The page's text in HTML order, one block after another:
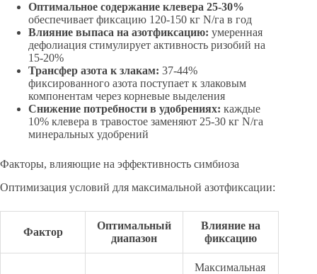
Оптимальное содержание клевера 25-30%
обеспечивает фиксацию 120-150 кг N/га в год
Влияние выпаса на азотфиксацию: умеренная
дефолиация стимулирует активность ризобий на
15-20%
Трансфер азота к злакам: 37-44%
фиксированного азота поступает к злаковым
компонентам через корневые выделения
Снижение потребности в удобрениях: каждые
10% клевера в травостое заменяют 25-30 кг N/га
минеральных удобрений
Факторы, влияющие на эффективность симбиоза
Оптимизация условий для максимальной азотфиксации:
Фактор
Оптимальный
диапазон
Влияние на
фиксацию
Максимальная